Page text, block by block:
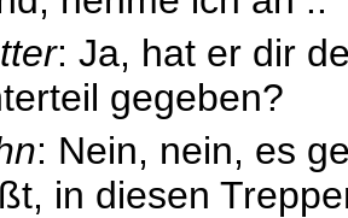
: Ja, hat er dir
gegeben?
: Nein, nein, es
in diesen